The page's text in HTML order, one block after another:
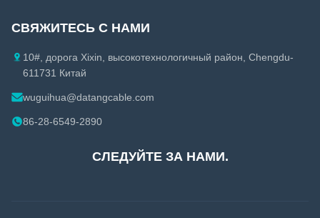
СВЯЖИТЕСЬ С НАМИ
10#, дорога Xixin, высокотехнологичный район, Chengdu-
611731 Китай
wuguihua@datangcable.com
86-28-6549-2890
СЛЕДУЙТЕ ЗА НАМИ.